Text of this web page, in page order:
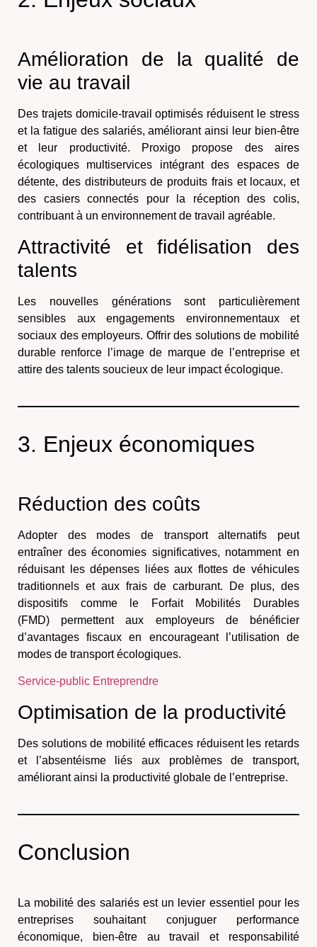
Amélioration de la qualité de
vie au travail
Des trajets domicile-travail optimisés réduisent le stress
et la fatigue des salariés, améliorant ainsi leur bien-être
et leur productivité. Proxigo propose des aires
écologiques multiservices intégrant des espaces de
détente, des distributeurs de produits frais et locaux, et
des casiers connectés pour la réception des colis,
contribuant à un environnement de travail agréable.
Attractivité et fidélisation des
talents
Les nouvelles générations sont particulièrement
sensibles aux engagements environnementaux et
sociaux des employeurs. Offrir des solutions de mobilité
durable renforce l’image de marque de l’entreprise et
attire des talents soucieux de leur impact écologique.
3. Enjeux économiques
Réduction des coûts
Adopter des modes de transport alternatifs peut
entraîner des économies significatives, notamment en
réduisant les dépenses liées aux flottes de véhicules
traditionnels et aux frais de carburant. De plus, des
dispositifs comme le
Forfait Mobilités Durables
(FMD) permettent aux employeurs de bénéficier
d’avantages fiscaux en encourageant l’utilisation de
modes de transport écologiques.
Service-public Entreprendre
Optimisation de la productivité
Des solutions de mobilité efficaces réduisent les retards
et l’absentéisme liés aux problèmes de transport,
améliorant ainsi la productivité globale de l’entreprise.
Conclusion
La mobilité des salariés est un levier essentiel pour les
entreprises souhaitant conjuguer performance
économique, bien-être au travail et responsabilité